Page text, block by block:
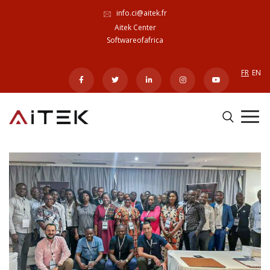
info.ci@aitek.fr
Aitek Center
Softwareofafrica
FR EN